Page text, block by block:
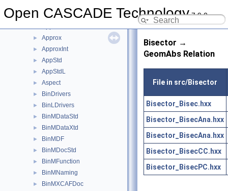
Open CASCADE Technology7.9.0
AppDef
► Approx
► ApproxInt
► AppStd
► AppStdL
► Aspect
► BinDrivers
► BinLDrivers
► BinMDataStd
► BinMDataXtd
► BinMDF
► BinMDocStd
► BinMFunction
► BinMNaming
► BinMXCAFDoc
Bisector →
GeomAbs Relation
File in src/Bisector
Bisector_Bisec.hxx
Bisector_BisecAna.hxx
Bisector_BisecAna.hxx
Bisector_BisecCC.hxx
Bisector_BisecPC.hxx